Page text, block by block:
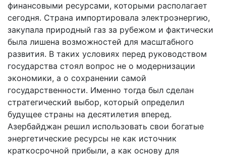
финансовыми ресурсами, которыми располагает
сегодня. Страна импортировала электроэнергию,
закупала природный газ за рубежом и фактически
была лишена возможностей для масштабного
развития. В таких условиях перед руководством
государства стоял вопрос не о модернизации
экономики, а о сохранении самой
государственности. Именно тогда был сделан
стратегический выбор, который определил
будущее страны на десятилетия вперед.
Азербайджан решил использовать свои богатые
энергетические ресурсы не как источник
краткосрочной прибыли, а как основу для